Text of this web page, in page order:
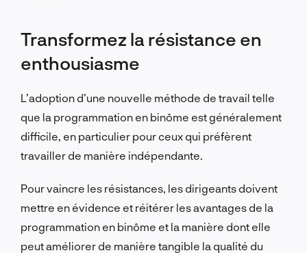
Transformez la résistance en
enthousiasme
L’adoption d’une nouvelle méthode de travail telle
que la programmation en binôme est généralement
difficile, en particulier pour ceux qui préfèrent
travailler de manière indépendante.
Pour vaincre les résistances, les dirigeants doivent
mettre en évidence et réitérer les avantages de la
programmation en binôme et la manière dont elle
peut améliorer de manière tangible la qualité du